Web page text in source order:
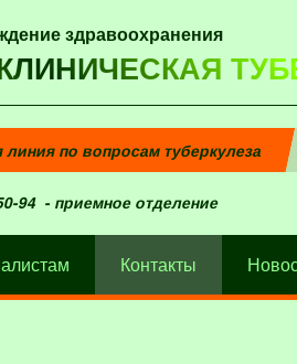
здравоохранения
по вопросам туберкулеза
94- приемное отделение
Контакты